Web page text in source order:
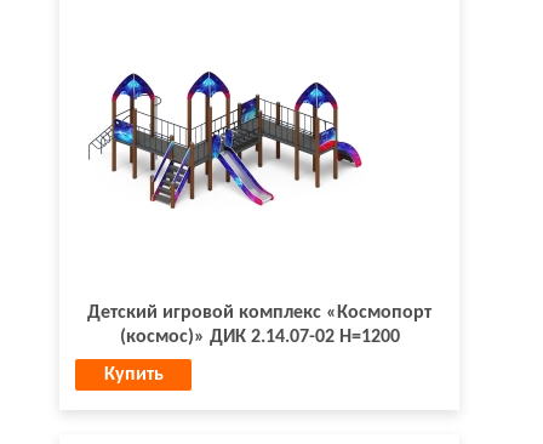
Детский игровой комплекс «Космопорт
(космос)» ДИК 2.14.07-02 Н=1200
Купить